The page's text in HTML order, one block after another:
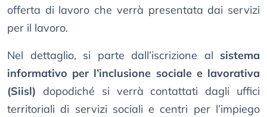
offerta di lavoro che verrà presentata dai servizi
per il lavoro.
Nel dettaglio, si parte dall’iscrizione al sistema
informativo per l’inclusione sociale e lavorativa
(Siisl) dopodiché si verrà contattati dagli uffici
territoriali di servizi sociali e centri per l’impiego